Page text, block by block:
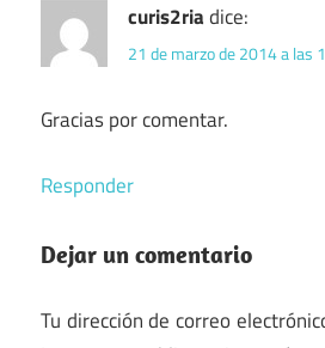
curis2riadice:
21 de marzo de 2014 a las
Gracias por comentar.
Responder
Dejar un comentario
Tu dirección de correo